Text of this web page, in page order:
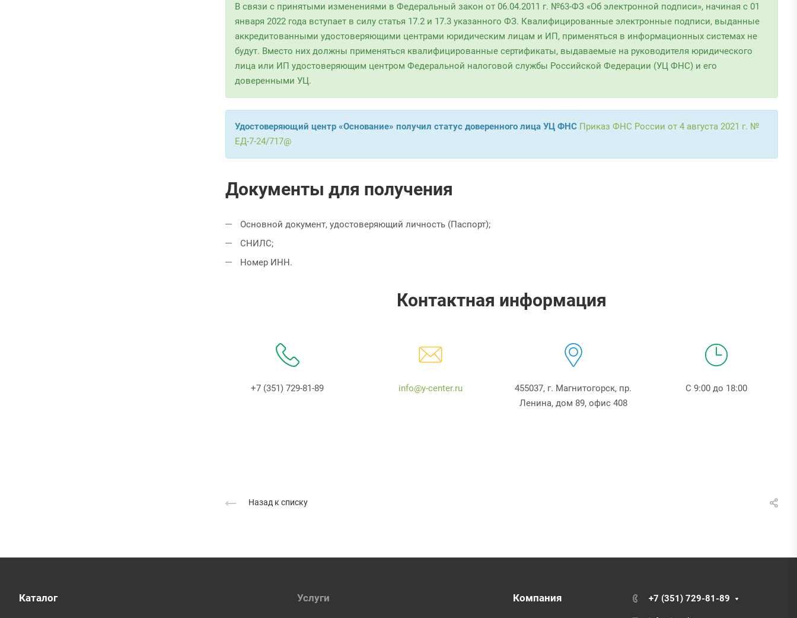
В связи с принятыми изменениями в Федеральный закон от 06.04.2011 г. №63-ФЗ «Об электронной подписи», начиная с 01
января 2022 года вступает в силу статья 17.2 и 17.3 указанного ФЗ. Квалифицированные электронные подписи, выданные
аккредитованными удостоверяющими центрами юридическим лицам и ИП, применяться в информационных системах не
будут. Вместо них должны применяться квалифицированные сертификаты, выдаваемые на руководителя юридического
лица или ИП удостоверяющим центром Федеральной налоговой службы Российской Федерации (УЦ ФНС) и его
доверенными УЦ.
Удостоверяющий центр «Основание» получил статус доверенного лица УЦ ФНС Приказ ФНС России от 4 августа 2021 г. №
ЕД-7-24/717@
Документы для получения
Основной документ, удостоверяющий личность (Паспорт);
СНИЛС;
Номер ИНН.
Контактная информация
+7 (351) 729-81-89 info@y-center.ru
455037, г. Магнитогорск, пр.
Ленина, дом 89, офис 408
С 9:00 до 18:00
Назад к списку
Каталог Услуги Компания +7 (351) 729-81-89